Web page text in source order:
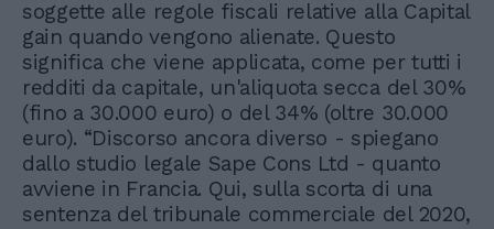
soggette alle regole fiscali relative alla Capital
gain quando vengono alienate. Questo
significa che viene applicata, come per tutti i
redditi da capitale, un'aliquota secca del 30%
(fino a 30.000 euro) o del 34% (oltre 30.000
euro). “Discorso ancora diverso - spiegano
dallo studio legale Sape Cons Ltd - quanto
avviene in Francia. Qui, sulla scorta di una
sentenza del tribunale commerciale del 2020,